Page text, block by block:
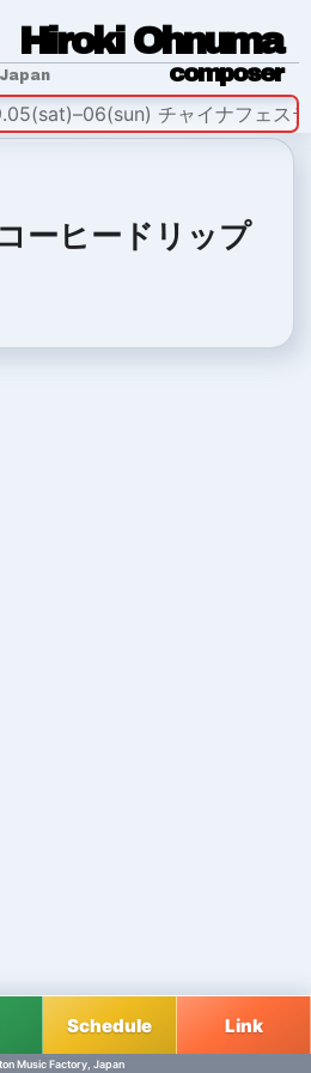
Hiroki Ohnuma
composer
チャイナフェステ
ーヒードリップ
Schedule Link
Music Factory, Japan